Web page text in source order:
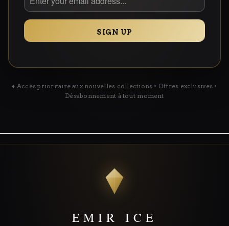
SIGN UP
♦ Accès prioritaire aux nouvelles collections • Offres exclusives •
Désabonnement à tout moment
EMIR ICE